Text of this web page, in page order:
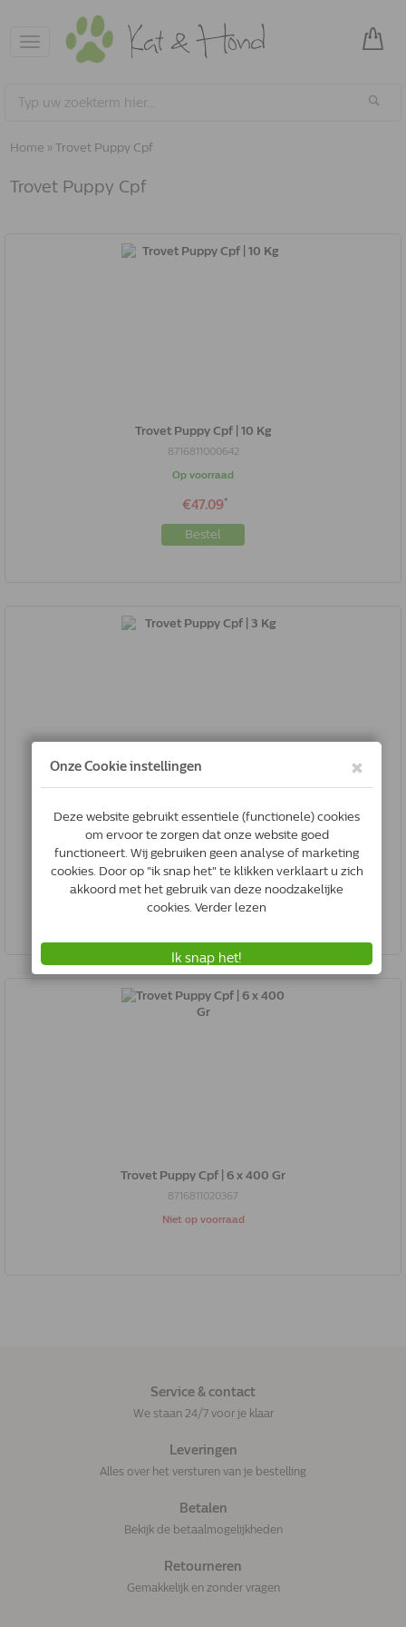
Toggle
navigation
Home » Trovet Puppy Cpf
Trovet Puppy Cpf
Trovet Puppy Cpf | 10 Kg
8716811000642
Op voorraad
€47.09*
Bestel
8716811000628
Op voorraad
€21.92*
Bestel
Trovet Puppy Cpf | 6 x 400 Gr
8716811020367
Niet op voorraad
Service & contact
We staan 24/7 voor je klaar
Leveringen
Alles over het versturen van je bestelling
Betalen
Bekijk de betaalmogelijkheden
Retourneren
Gemakkelijk en zonder vragen